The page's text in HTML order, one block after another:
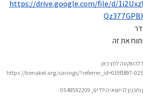
https://drive.google.com/file/d/
4Qz377GPBXW/
לבקש כל פעם אישור הורדה ממך.
שלך, ללחוץ על השלושה נקודות ליד הקובץ,
גישה כללית:
https://drive.google.com/file/d/
להשקעה לחץ כאן
https://benakel.org/savings/?referrer_id=019f1897-
הילדים, 0548592209